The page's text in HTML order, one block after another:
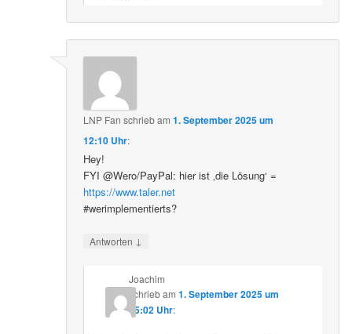
LNP Fan schriebam1. September 2025 um
12:10 Uhr:
Hey!
FYI @Wero/PayPal: hier ist ‚die Lösung‘ =
https://www.taler.net
#werimplementierts?
Antworten ↓
Joachim
schriebam 1. September 2025 um
15:02 Uhr: